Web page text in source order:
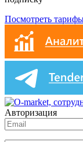
Посмотреть
Авторизация